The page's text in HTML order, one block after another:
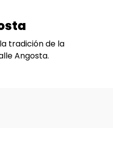
tradición de la
Angosta.